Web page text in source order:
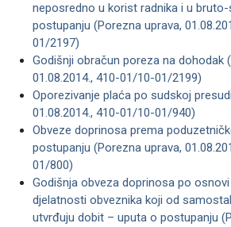
neposredno u korist radnika i u
postupanju (Porezna uprava,
01/2197)
Godišnji obračun poreza na dohodak
01.08.2014., 410-01/10-01/2199)
Oporezivanje plaća po sudskoj
01.08.2014., 410-01/10-01/940)
Obveze doprinosa prema
postupanju (Porezna uprava,
01/800)
Godišnja obveza doprinosa po
djelatnosti obveznika koji od
utvrđuju dobit – uputa o postupanju